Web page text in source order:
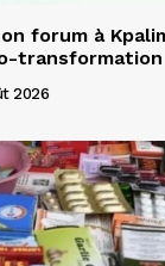
forum à
transformation
2026